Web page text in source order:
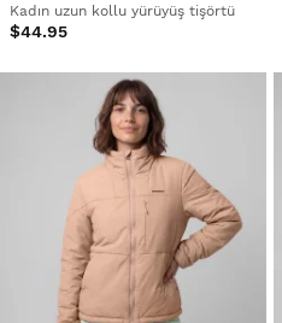
Kadın uzun kollu yürüyüş tişörtü
$44.95